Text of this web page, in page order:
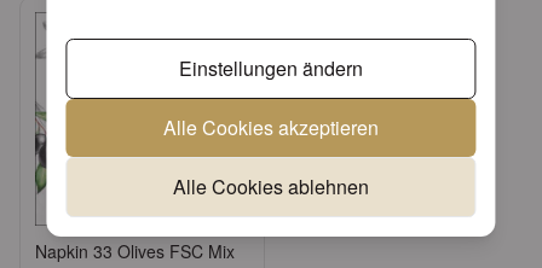
Einstellungen ändern
Alle Cookies akzeptieren
Alle Cookies ablehnen
Napkin 33 Olives FSC Mix